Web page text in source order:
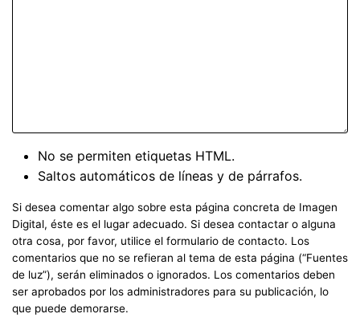
No se permiten etiquetas HTML.
Saltos automáticos de líneas y de párrafos.
Si desea comentar algo sobre esta página concreta de Imagen
Digital, éste es el lugar adecuado. Si desea contactar o alguna
otra cosa, por favor, utilice el formulario de contacto. Los
comentarios que no se refieran al tema de esta página (“Fuentes
de luz”), serán eliminados o ignorados. Los comentarios deben
ser aprobados por los administradores para su publicación, lo
que puede demorarse.